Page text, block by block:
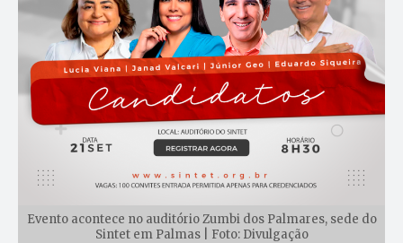
Evento acontece no auditório Zumbi dos Palmares, sede do
Sintet em Palmas | Foto: Divulgação